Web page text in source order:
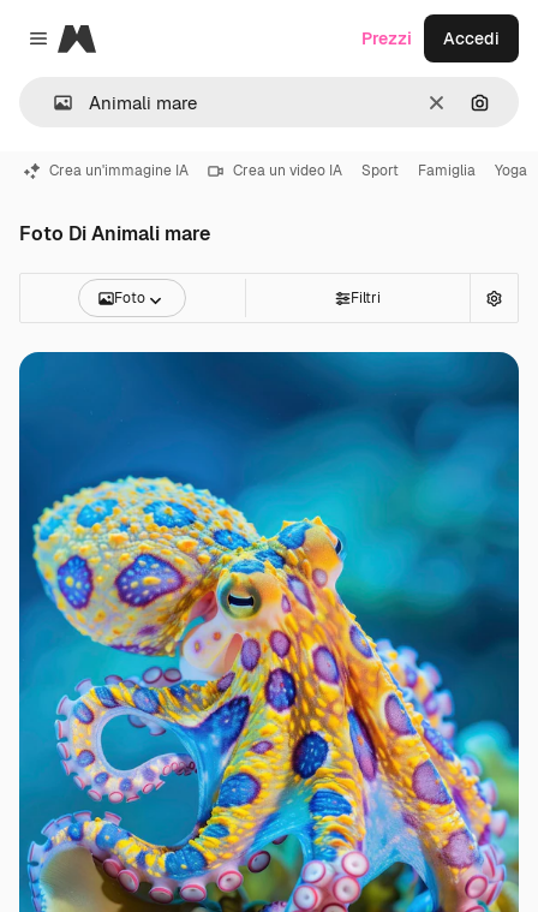
Close menu
Magnific
CancellaCerca
Prezzi Accedi
Crea un'immagine IA Crea un video IA Sport Famiglia Yoga
Foto Di Animali mare
Foto Filtri